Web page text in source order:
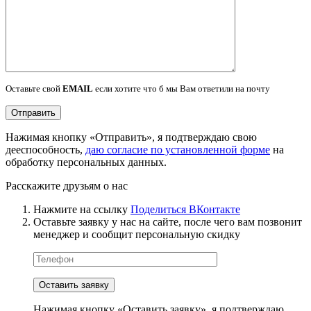
Оставьте свой EMAIL если хотите что б мы Вам ответили на почту
Нажимая кнопку «Отправить», я подтверждаю свою
дееспособность, даю согласие по установленной форме на
обработку персональных данных.
Расскажите друзьям о нас
Нажмите на ссылку Поделиться ВКонтакте
Оставьте заявку у нас на сайте, после чего вам позвонит
менеджер и сообщит персональную скидку